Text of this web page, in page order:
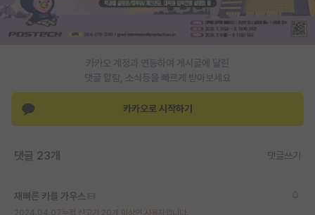
카카오 계정과 연동하여 게시글에 달린
댓글 알람, 소식등을 빠르게 받아보세요
카카오로 시작하기
댓글 23개 댓글쓰기
재빠른 카를 가우스
누적 신고가 20개 이상인 사용자입니다.